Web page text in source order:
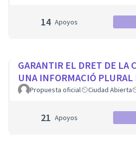
14 Apoyos
GARANTIR EL DRET DE LA
UNA INFORMACIÓ PLURAL
Propuesta oficial Ciudad Abierta
21 Apoyos